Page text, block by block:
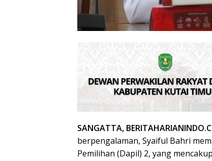
SANGATTA,
berpengalaman, Syaiful Bahri
Pemilihan (Dapil) 2, yang